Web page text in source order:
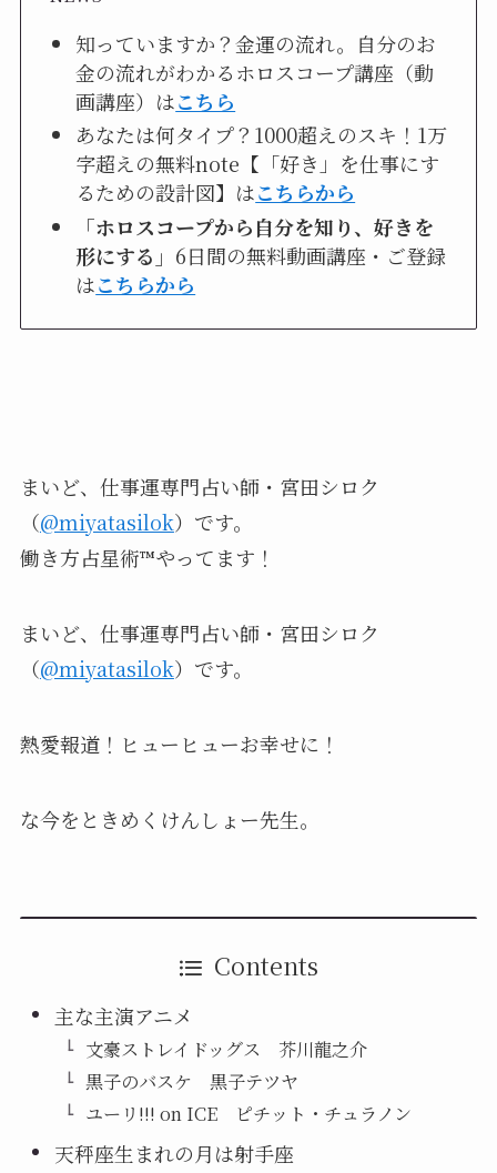
知っていますか？金運の流れ。自分のお
金の流れがわかるホロスコープ講座（動
画講座）はこちら
あなたは何タイプ？1000超えのスキ！1万
字超えの無料note【「好き」を仕事にす
るための設計図】はこちらから
「ホロスコープから自分を知り、好きを
形にする」 6日間の無料動画講座・ご登録
はこちらから
まいど、仕事運専門占い師・宮田シロク
（@miyatasilok） です。
働き方占星術™︎やってます！
まいど、仕事運専門占い師・宮田シロク
（@miyatasilok）です。
熱愛報道！ヒューヒューお幸せに！
な今をときめくけんしょー先生。
Contents
主な主演アニメ
文豪ストレイドッグス 芥川龍之介
黒子のバスケ 黒子テツヤ
ユーリ!!! on ICE ピチット・チュラノン
天秤座生まれの月は射手座